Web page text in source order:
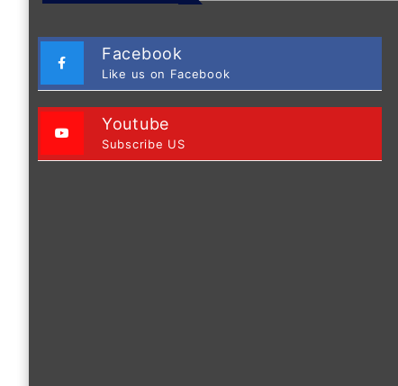
Facebook
Like us on Facebook
Youtube
Subscribe US